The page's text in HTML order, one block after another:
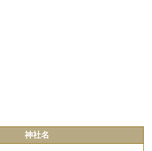
神社名